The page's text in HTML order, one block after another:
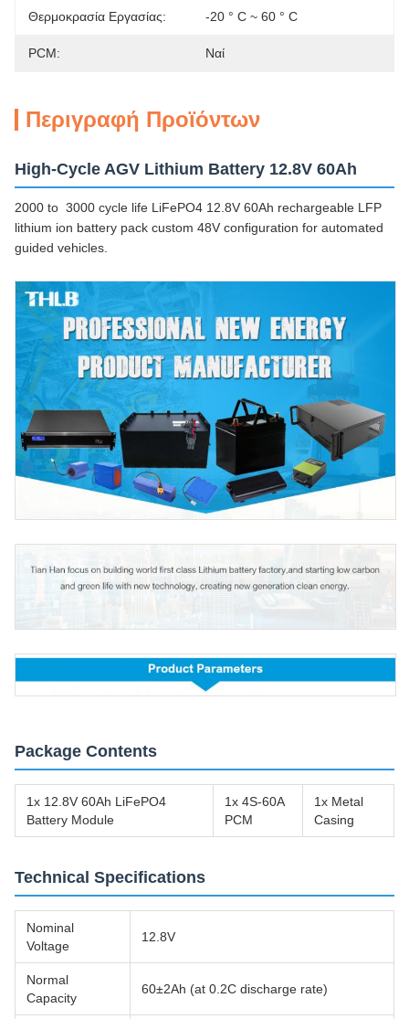
Θερμοκρασία Εργασίας: -20 ° C ~ 60 ° C
PCM: Ναί
Περιγραφή Προϊόντων
High-Cycle AGV Lithium Battery 12.8V 60Ah
2000 to 3000 cycle life LiFePO4 12.8V 60Ah rechargeable LFP
lithium ion battery pack custom 48V configuration for automated
guided vehicles.
Package Contents
1x 12.8V 60Ah LiFePO4
Battery Module
1x 4S-60A
PCM
1x Metal
Casing
Technical Specifications
Nominal
Voltage
12.8V
Normal
Capacity
60±2Ah (at 0.2C discharge rate)